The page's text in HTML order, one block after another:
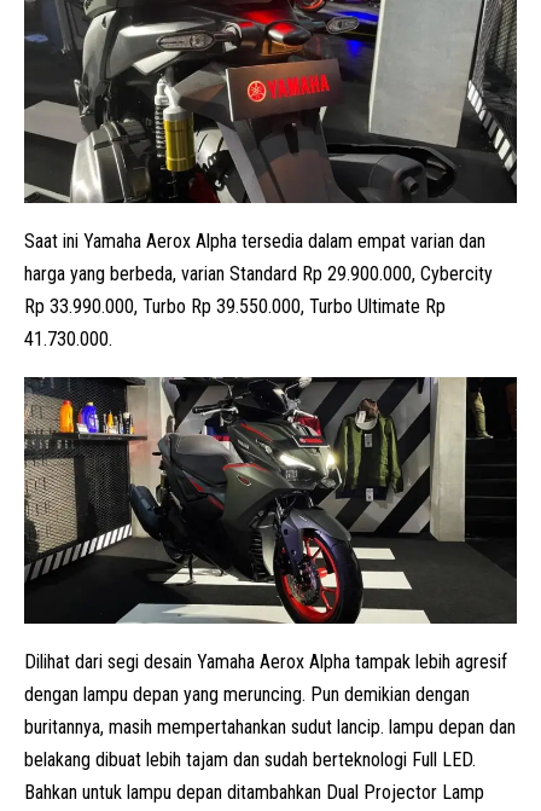
Saat ini Yamaha Aerox Alpha tersedia dalam empat varian dan
harga yang berbeda, varian Standard Rp 29.900.000, Cybercity
Rp 33.990.000, Turbo Rp 39.550.000, Turbo Ultimate Rp
41.730.000.
Dilihat dari segi desain Yamaha Aerox Alpha tampak lebih agresif
dengan lampu depan yang meruncing. Pun demikian dengan
buritannya, masih mempertahankan sudut lancip. lampu depan dan
belakang dibuat lebih tajam dan sudah berteknologi Full LED.
Bahkan untuk lampu depan ditambahkan Dual Projector Lamp